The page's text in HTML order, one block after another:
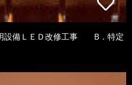
設備ＬＥＤ改修工事 B．特定